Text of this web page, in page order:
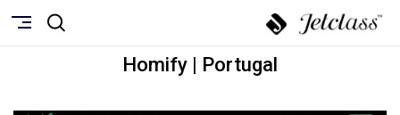
Homify | Portugal